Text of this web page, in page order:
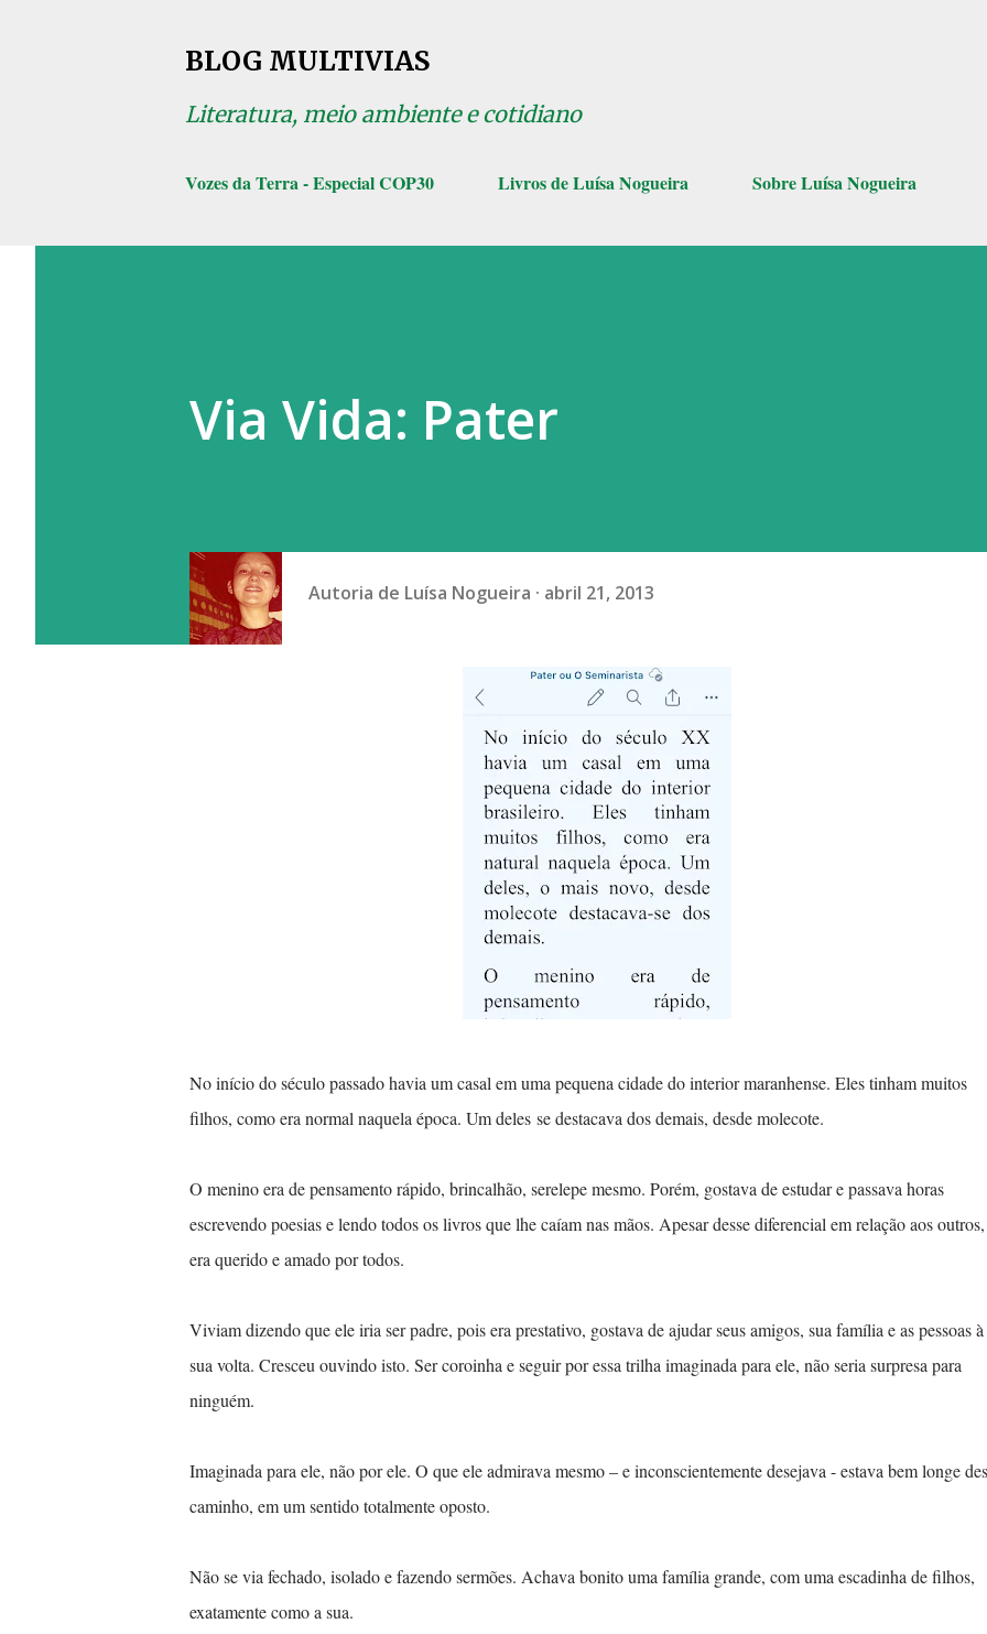
BLOG MULTIVIAS
Literatura, meio ambiente e cotidiano
Vozes da Terra - Especial COP30 Livros de Luísa Nogueira Sobre Luísa Nogueira
Via Vida: Pater
Autoria de Luísa Nogueira abril 21, 2013
No início do século passado havia um casal em uma pequena cidade do interior maranhense. Eles tinham muitos
filhos, como era normal naquela época. Um deles se destacava dos demais, desde molecote.
O menino era de pensamento rápido, brincalhão, serelepe mesmo. Porém, gostava de estudar e passava horas
escrevendo poesias e lendo todos os livros que lhe caíam nas mãos. Apesar desse diferencial em relação aos outros,
era querido e amado por todos.
Viviam dizendo que ele iria ser padre, pois era prestativo, gostava de ajudar seus amigos, sua família e as pessoas à
sua volta. Cresceu ouvindo isto. Ser coroinha e seguir por essa trilha imaginada para ele, não seria surpresa para
ninguém.
Imaginada para ele, não por ele. O que ele admirava mesmo – e inconscientemente desejava - estava bem longe
caminho, em um sentido totalmente oposto.
Não se via fechado, isolado e fazendo sermões. Achava bonito uma família grande, com uma escadinha de filhos,
exatamente como a sua.